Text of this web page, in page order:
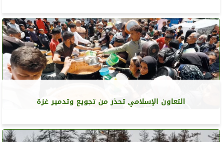
التعاون الإسلامي تحذر من تجويع وتدمير غزة